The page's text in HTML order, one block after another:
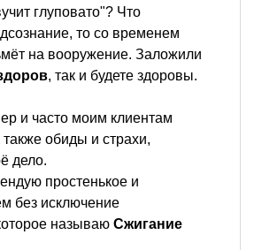
глуповато"? Что
то со временем
на вооружение. Заложили
, так и будете здоровы.
и часто моим клиентам
обиды и страхи,
дело.
простенькое и
без исключение
называю Сжигание